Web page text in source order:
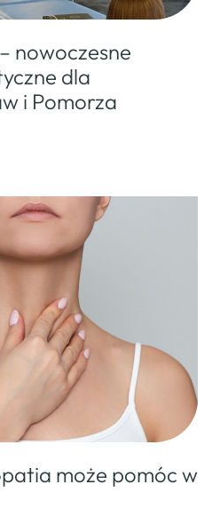
nowoczesne
dla
i Pomorza
może pomóc w